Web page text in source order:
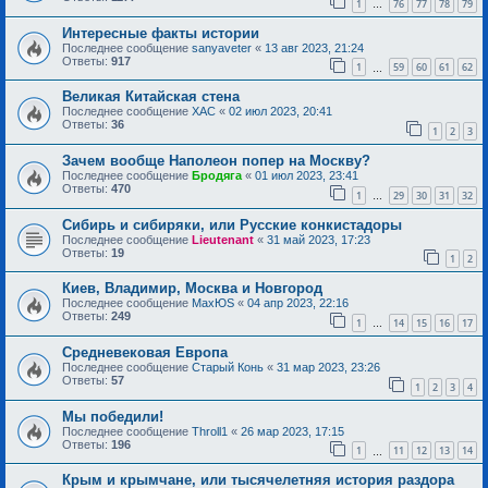
1 … 76 77 78 79
Интересные факты истории
Последнее сообщение sanyaveter « 13 авг 2023, 21:24
Ответы: 917 1 59 60 61 62
Великая Китайская стена
Последнее сообщение ХАС « 02 июл 2023, 20:41
Ответы: 36 1 2 3
Зачем вообще Наполеон попер на Москву?
Последнее сообщение Бродяга « 01 июл 2023, 23:41
Ответы: 470 1 … 29 30 31 32
Сибирь и сибиряки, или Русские конкистадоры
Последнее сообщение Lieutenant « 31 май 2023, 17:23
Ответы: 19 1 2
Киев, Владимир, Москва и Новгород
Последнее сообщение MaxЮS « 04 апр 2023, 22:16
Ответы: 249 1 … 14 15 16 17
Средневековая Европа
Последнее сообщение Старый Конь « 31 мар 2023, 23:26
Ответы: 57 1 2 3 4
Мы победили!
Последнее сообщение Throll1 « 26 мар 2023, 17:15
Ответы: 196 1 11 12 13 14
Крым и крымчане, или тысячелетняя история раздора